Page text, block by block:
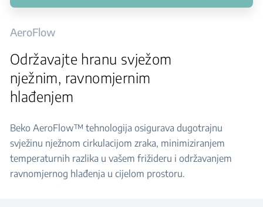
AeroFlow
Održavajte hranu svježom
nježnim, ravnomjernim
hlađenjem
Beko AeroFlow™ tehnologija osigurava dugotrajnu
svježinu nježnom cirkulacijom zraka, minimiziranjem
temperaturnih razlika u vašem frižideru i održavanjem
ravnomjernog hlađenja u cijelom prostoru.